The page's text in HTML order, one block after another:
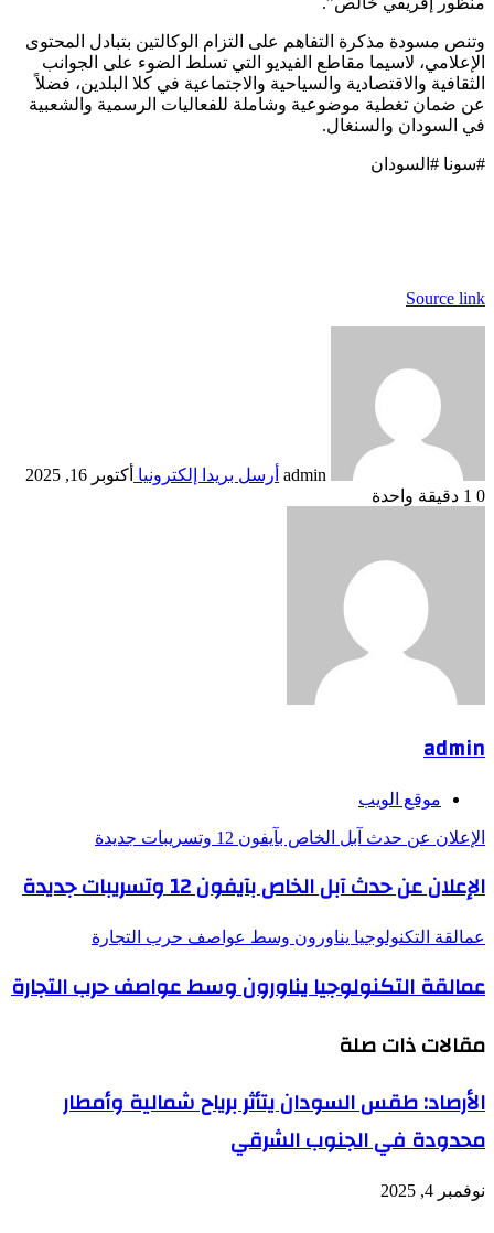
وتنص مسودة مذكرة التفاهم على التزام الوكالتين بتبادل المحتوى
الإعلامي، لاسيما مقاطع الفيديو التي تسلط الضوء على الجوانب
الثقافية والاقتصادية والسياحية والاجتماعية في كلا البلدين، فضلاً
عن ضمان تغطية موضوعية وشاملة للفعاليات الرسمية والشعبية
في السودان والسنغال.
#سونا #السودان
Source link
admin أرسل بريدا إلكترونيا أكتوبر 16, 2025
0
دقيقة واحدة
admin
موقع الويب
الإعلان عن حدث آبل الخاص بآيفون 12 وتسريبات جديدة
الإعلان عن حدث آبل الخاص بآيفون 12 وتسريبات جديدة
عمالقة التكنولوجيا يناورون وسط عواصف حرب التجارة
عمالقة التكنولوجيا يناورون وسط عواصف حرب التجارة
مقالات ذات صلة
الأرصاد: طقس السودان يتأثر برياح شمالية وأمطار
محدودة في الجنوب الشرقي
نوفمبر 4, 2025